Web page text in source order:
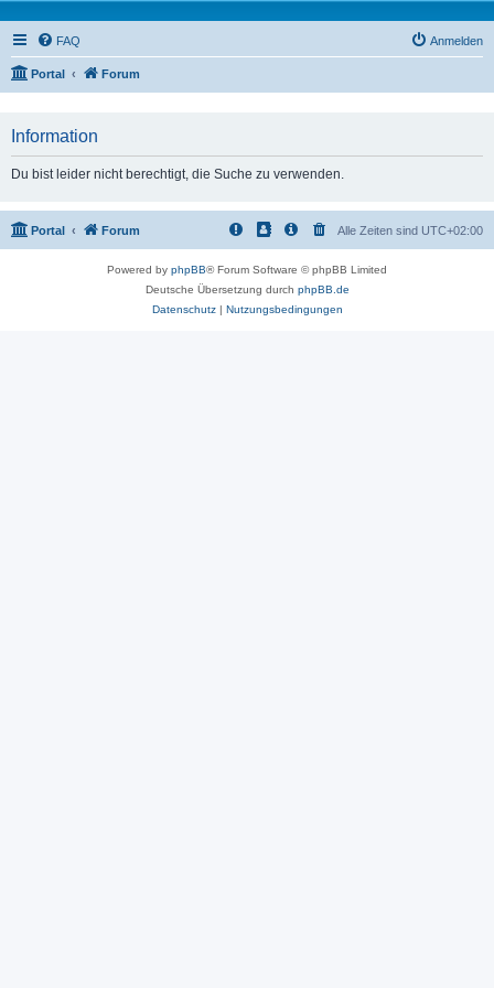
FAQ Anmelden
Portal Forum
Information
Du bist leider nicht berechtigt, die Suche zu verwenden.
Portal Forum Alle Zeiten sind UTC+02:00
Powered by phpBB® Forum Software © phpBB Limited
Deutsche Übersetzung durch phpBB.de
Datenschutz| Nutzungsbedingungen